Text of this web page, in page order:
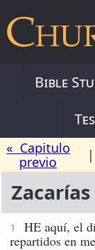
Bible
« Capitulo
previo
Zacarías
1
HE aquí, el
repartidos en